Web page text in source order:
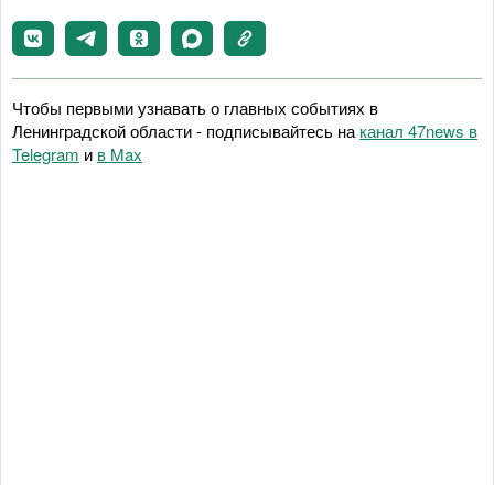
Чтобы первыми узнавать о главных событиях в
Ленинградской области - подписывайтесь на канал 47news в
Telegram и в Maх